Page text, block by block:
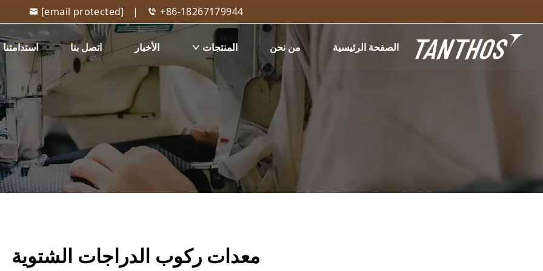
[email protected] | +86-18267179944
الصفحة الرئيسية من نحن المنتجات الأخبار اتصل بنا استدامتنا
معدات ركوب الدراجات الشتوية